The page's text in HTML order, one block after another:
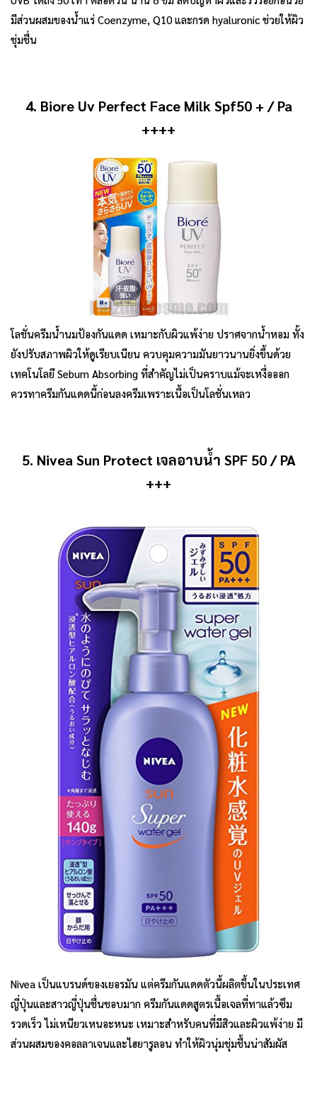
มีส่วนผสมของน้ำแร่ Coenzyme, Q10 และกรด hyaluronic ช่วยให้ผิว
ชุ่มชื่น
4. Biore Uv Perfect Face Milk Spf50 + / Pa
++++
โลชั่นครีมน้ำนมป้องกันแดด เหมาะกับผิวแพ้ง่าย ปราศจากน้ำหอม ทั้ง
ยังปรับสภาพผิวให้ดูเรียบเนียน ควบคุมความมันยาวนานยิ่งขึ้นด้วย
เทคโนโลยี Sebum Absorbing ที่สำคัญไม่เป็นคราบแม้จะเหงื่อออก
ควรทาครีมกันแดดนี้ก่อนลงครีมเพราะเนื้อเป็นโลชั่นเหลว
5. Nivea Sun Protect เจลอาบน้ำ SPF 50 / PA
+++
Nivea เป็นแบรนด์ของเยอรมัน แต่ครีมกันแดดตัวนี้ผลิตขึ้นในประเทศ
ญี่ปุ่นและสาวญี่ปุ่นชื่นชอบมาก ครีมกันแดดสูตรเนื้อเจลที่ทาแล้วซึม
รวดเร็ว ไม่เหนียวเหนอะหนะ เหมาะสำหรับคนที่มีสิวและผิวแพ้ง่าย มี
ส่วนผสมของคอลลาเจนและไฮยารูลอน ทำให้ผิวนุ่มชุ่มชื้นน่าสัมผัส